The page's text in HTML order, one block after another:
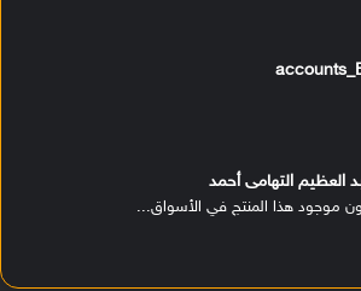
العظيم التهامى أحمد
موجود هذا المنتج في الأسواق...